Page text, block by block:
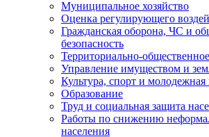
Муниципальное хозяйство
Оценка регулирующего
Гражданская оборона, ЧС и
безопасность
Территориально-
Управление имуществом и
Культура, спорт и молодежная
Образование
Труд и социальная защита
Работы по снижению
населения